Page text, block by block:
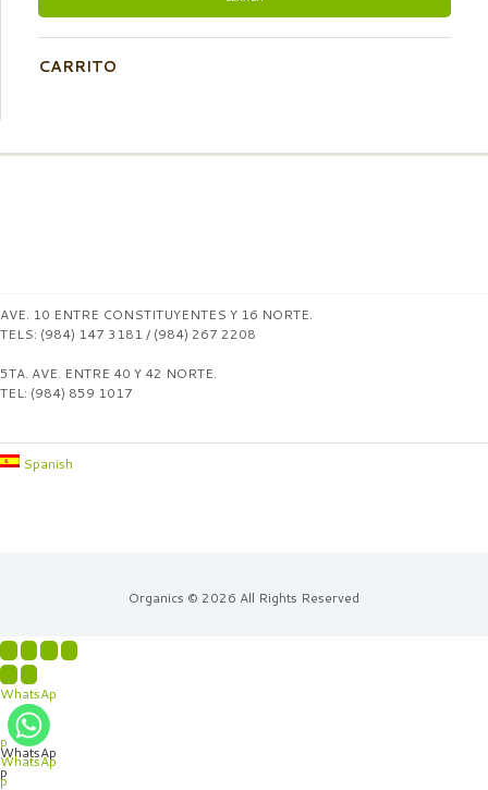
CARRITO
AVE. 10 ENTRE CONSTITUYENTES Y 16 NORTE.
TELS: (984) 147 3181 / (984) 267 2208
5TA. AVE. ENTRE 40 Y 42 NORTE.
TEL: (984) 859 1017
Spanish
Organics © 2026 All Rights Reserved
WhatsAp
p
WhatsAp
p
WhatsAp
p